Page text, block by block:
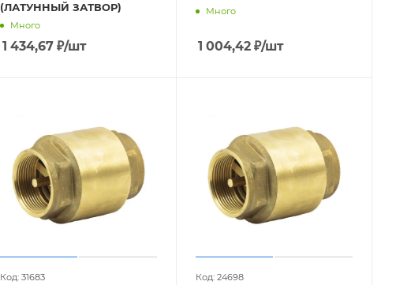
(ЛАТУННЫЙ ЗАТВОР)
Много
1 434,67₽/шт
Много
1 004,42₽/шт
Код: 31683
Код: 24698